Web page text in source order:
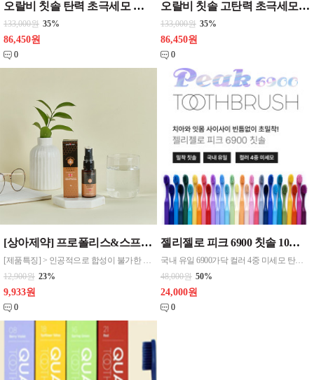
오랄비 칫솔 탄력 초극세모 블랙티6개입_{12입 한통판매} 치솔 극세모
133,000원 35%
86,450원
0
오랄비 칫솔 고탄력 초극세모 그린티 6개입_{12개 한통판매} 치솔 극세모
133,000원 35%
86,450원
0
[상아제약] 프로폴리스&스프레이 [제품구성] > 프로폴리스&스프레이 30g
[제품특징] > 인공적으로 합성이 불가한 귀한 원료 > 항산화 성분인 플라보노이드 다량 함유 > 구강관리를 위한 사양벌꿀, 자일리톨 함유 > 언제어디서나 구강전차에 골고루 분사 > HACCP 인증 제조시설에서 생산
12,900원 23%
9,933원
0
젤리젤로 피크 6900 칫솔 10입세트 파스텔칼라 10개
국내 유일 6900가닥 컬러 4중 미세모 탄력모 위생적인 클린캡 트렌디한 30가지 컬러 백화점 홈쇼핑 판매상품
48,000원 50%
24,000원
0